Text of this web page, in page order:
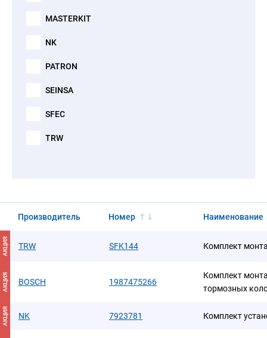
MASTERKIT
NK
PATRON
SEINSA
SFEC
TRW
Производитель Номер Наименование
АКЦИЯ TRW SFK144 Комплект
АКЦИЯ BOSCH 1987475266
Комплект
тормозных
АКЦИЯ NK 7923781 Комплект